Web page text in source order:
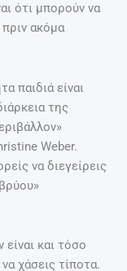
ότι μπορούν να
ακόμα
παιδιά είναι
της
Weber.
να διεγείρεις
είναι και τόσο
χάσεις τίποτα.